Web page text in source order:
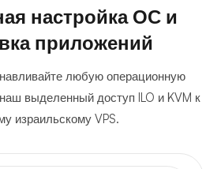
настройка ОС и
приложений
любую операционную
выделенный доступ ILO и KVM к
израильскому VPS.